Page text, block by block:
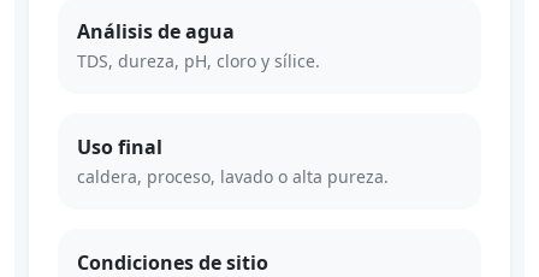
Análisis de agua
TDS, dureza, pH, cloro y sílice.
Uso final
caldera, proceso, lavado o alta pureza.
Condiciones de sitio